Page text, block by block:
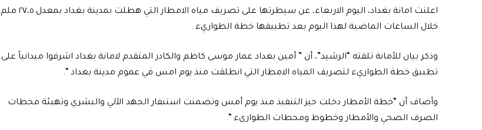
اعلنت امانة بغداد، اليوم الاربعاء، عن سيطرتها على تصريف مياه الامطار التي هطلت بمدينة بغداد بمعدل ٢٧،٥ ملم
خلال الساعات الماضية لهذا اليوم بعد تطبيقها خطة الطواريء .
وذكر بيان للأمانة تلقته “الرشيد”، أن ” أمين بغداد عمار موسى كاظم والكادر المتقدم لامانة بغداد اشرفوا ميدانياً على
تطبيق خطة الطواريء لتصريف المياه الامطار التي انطلقت منذ يوم امس في عموم مدينة بغداد “.
وأضاف أن “خطة الأمطار دخلت حيز التنفيذ منذ يوم أمس وتضمنت استنفار الجهد الآلي والبشري وتهيئة محطات
الصرف الصحي والأمطار وخطوط ومحطات الطوارىء “.